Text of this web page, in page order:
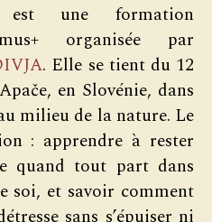
une formation
organisée par
. Elle se tient du 12
en Slovénie, dans
milieu de la nature. Le
: apprendre à rester
quand tout part dans
soi, et savoir comment